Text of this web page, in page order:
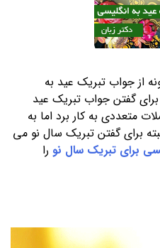
از جواب تبریک عید به
گفتن جواب تبریک عید
متعددی به کار برد اما به
البته برای گفتن تبریک سال نو می
را